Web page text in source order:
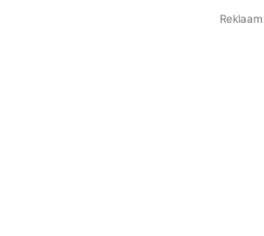
Reklaam: